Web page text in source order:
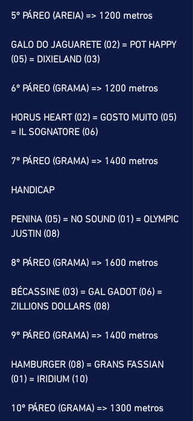
5º PÁREO (AREIA) => 1200 metros
GALO DO JAGUARETE (02) = POT HAPPY
(05) = DIXIELAND (03)
6º PÁREO (GRAMA) => 1200 metros
HORUS HEART (02) = GOSTO MUITO (05)
= IL SOGNATORE (06)
7º PÁREO (GRAMA) => 1400 metros
HANDICAP
PENINA (05) = NO SOUND (01) = OLYMPIC
JUSTIN (08)
8º PÁREO (GRAMA) => 1600 metros
BÉCASSINE (03) = GAL GADOT (06) =
ZILLIONS DOLLARS (08)
9º PÁREO (GRAMA) => 1400 metros
HAMBURGER (08) = GRANS FASSIAN
(01) = IRIDIUM (10)
10º PÁREO (GRAMA) => 1300 metros